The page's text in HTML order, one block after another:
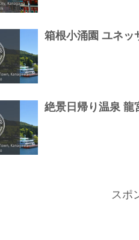
箱根小涌園 ユネッ
絶景日帰り温泉 龍
スポ